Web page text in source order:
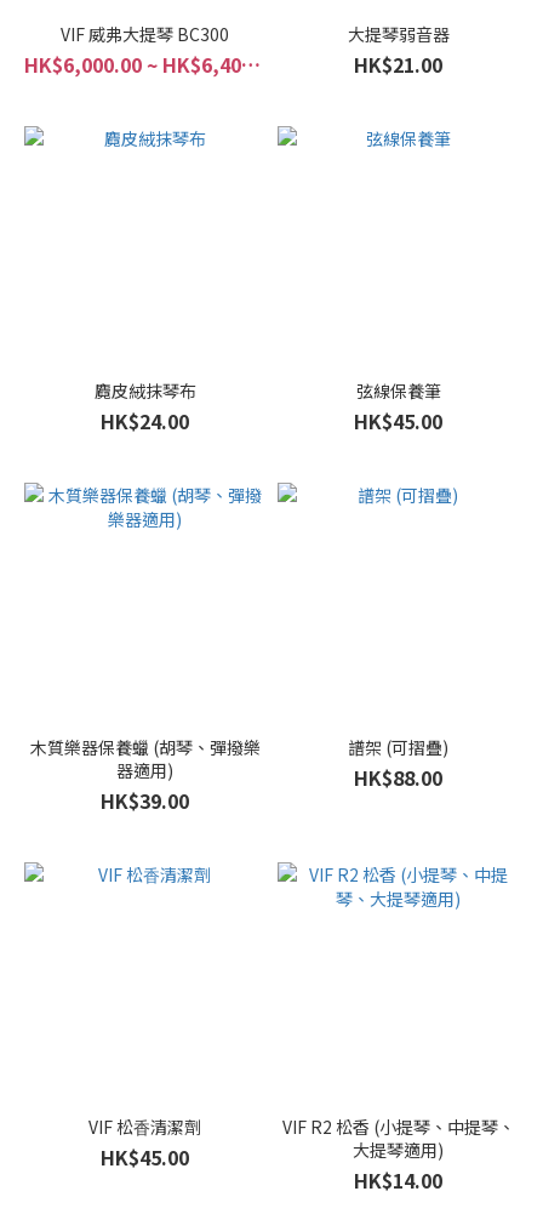
VIF 威弗大提琴 BC300
HK$6,000.00 ~ HK$6,400.00
⼤提琴弱音器
HK$21.00
麑皮絨抹琴布
HK$24.00
弦線保養筆
HK$45.00
木質樂器保養蠟 (胡琴、彈撥樂
器適用)
HK$39.00
譜架 (可摺疊)
HK$88.00
VIF 松⾹清潔劑
HK$45.00
VIF R2 松香 (小提琴、中提琴、
大提琴適用)
HK$14.00